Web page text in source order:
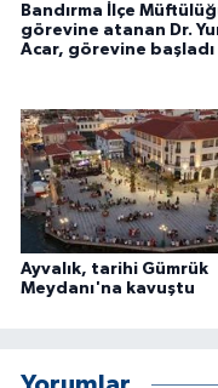
Bandırma İlçe
görevine atanan Dr.
Acar, görevine başladı
Ayvalık, tarihi Gümrük
Meydanı'na kavuştu